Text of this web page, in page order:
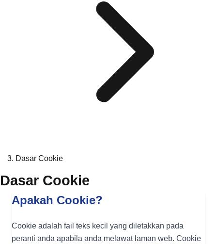
Dasar Cookie
Dasar Cookie
Apakah Cookie?
Cookie adalah fail teks kecil yang diletakkan pada
peranti anda apabila anda melawat laman web. Cookie